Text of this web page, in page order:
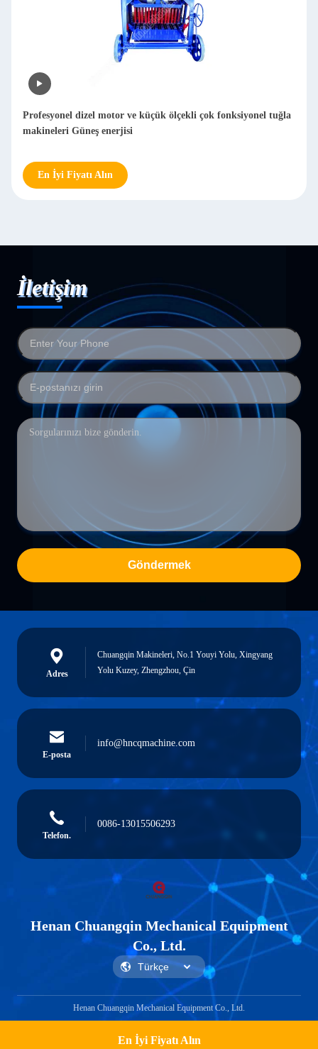
En İyi Fiyatı Alın
Profesyonel dizel motor ve küçük ölçekli çok fonksiyonel tuğla
makineleri Güneş enerjisi
En İyi Fiyatı Alın
İletişim
Göndermek
Adres
Chuangqin Makineleri, No.1 Youyi Yolu, Xingyang
Yolu Kuzey, Zhengzhou, Çin
E-posta
info@hncqmachine.com
Telefon.
0086-13015506293
Henan Chuangqin Mechanical Equipment
Co., Ltd.
Henan Chuangqin Mechanical Equipment Co., Ltd.
Get a Quote